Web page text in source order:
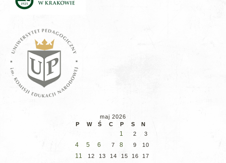
maj 2026
P
W Ś C P S N
1 2 3
4 5 6 7 8 9 10
11 12 13 14 15 16 17